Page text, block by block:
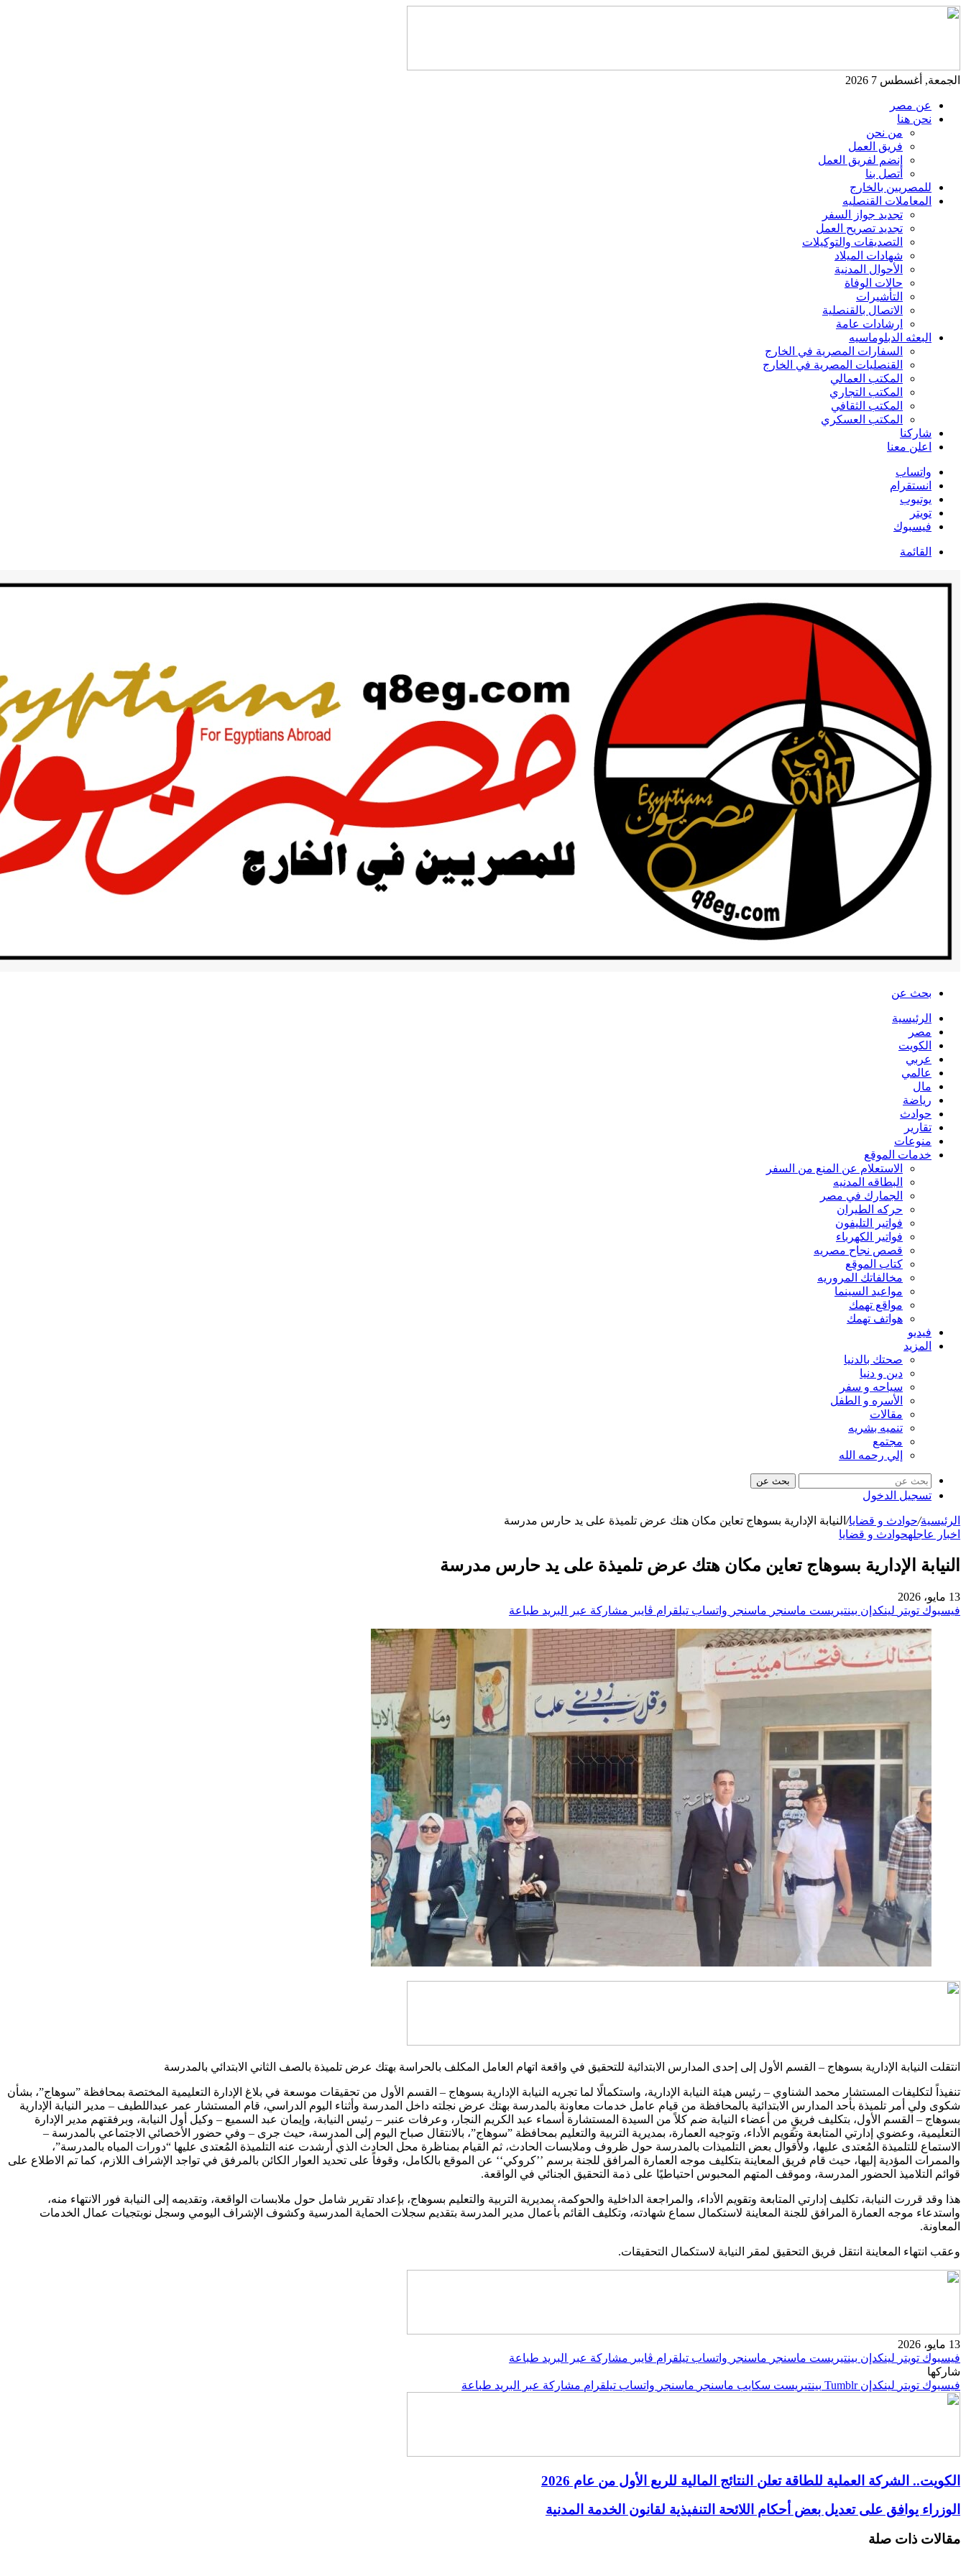
الجمعة, أغسطس 7 2026
عن مصر
نحن هنا
من نحن
فريق العمل
إنضم لفريق العمل
أتصل بنا
للمصريين بالخارج
المعاملات القنصليه
تجديد جواز السفر
تجديد تصريح العمل
التصديقات والتوكيلات
شهادات الميلاد
الأحوال المدنية
حالات الوفاة
التأشيرات
الاتصال بالقنصلية
ارشادات عامة
البعثه الدبلوماسيه
السفارات المصرية في الخارج
القنصليات المصرية في الخارج
المكتب العمالي
المكتب التجاري
المكتب الثقافي
المكتب العسكري
شاركنا
اعلن معنا
واتساب
انستقرام
يوتيوب
تويتر
فيسبوك
القائمة
بحث عن
الرئيسية
مصر
الكويت
عربي
عالمي
مال
رياضة
حوادث
تقارير
منوعات
خدمات الموقع
الاستعلام عن المنع من السفر
البطاقه المدنيه
الجمارك في مصر
حركه الطيران
فواتير التليفون
فواتير الكهرباء
قصص نجاح مصريه
كتاب الموقع
مخالفاتك المروريه
مواعيد السينما
مواقع تهمك
هواتف تهمك
فيديو
المزيد
صحتك بالدنيا
دين و دنيا
سياحه و سفر
الأسره و الطفل
مقالات
تنميه بشريه
مجتمع
إلي رحمه الله
بحث عن
تسجيل الدخول
الرئيسية/حوادث و قضايا/ النيابة الإدارية بسوهاج تعاين مكان هتك عرض تلميذة على يد حارس مدرسة
اخبار عاجلهحوادث و قضايا
النيابة الإدارية بسوهاج تعاين مكان هتك عرض تلميذة على يد حارس مدرسة
13 مايو، 2026
فيسبوك تويتر لينكدإن بينتيريست ماسنجر ماسنجر واتساب تيلقرام ڤايبر مشاركة عبر البريد طباعة
انتقلت النيابة الإدارية بسوهاج – القسم الأول إلى إحدى المدارس الابتدائية للتحقيق في واقعة اتهام العامل المكلف بالحراسة بهتك عرض تلميذة بالصف الثاني الابتدائي بالمدرسة
تنفيذاً لتكليفات المستشار محمد الشناوي – رئيس هيئة النيابة الإدارية، واستكمالًا لما تجريه النيابة الإدارية بسوهاج – القسم الأول من تحقيقات موسعة في بلاغ الإدارة التعليمية المختصة بمحافظة ”سوهاج”، بشأن
شكوى ولي أمر تلميذة بأحد المدارس الابتدائية بالمحافظة من قيام عامل خدمات معاونة بالمدرسة بهتك عرض نجلته داخل المدرسة وأثناء اليوم الدراسي، قام المستشار عمر عبداللطيف – مدير النيابة الإدارية
بسوهاج – القسم الأول، بتكليف فريقٍ من أعضاء النيابة ضم كلاً من السيدة المستشارة أسماء عبد الكريم النجار، وعرفات عنبر – رئيس النيابة، وإيمان عبد السميع – وكيل أول النيابة، وبرفقتهم مدير الإدارة
التعليمية، وعضوي إدارتي المتابعة وتقويم الأداء، وتوجيه العمارة، بمديرية التربية والتعليم بمحافظة ”سوهاج”، بالانتقال صباح اليوم إلى المدرسة، حيث جرى – وفي حضور الأخصائي الاجتماعي بالمدرسة –
الاستماع للتلميذة المُعتدى عليها، ولأقوال بعض التلميذات بالمدرسة حول ظروف وملابسات الحادث، ثم القيام بمناظرة محل الحادث الذي أرشدت عنه التلميذة المُعتدى عليها “دورات المياه بالمدرسة”،
والممرات المؤدية إليها، حيث قام فريق المعاينة بتكليف موجه العمارة المرافق للجنة برسم ’’كروكي‘‘ عن الموقع بالكامل، وقوفاً على تحديد العوار الكائن بالمرفق في تواجد الإشراف اللازم، كما تم الاطلاع على
قوائم التلاميذ الحضور المدرسة، وموقف المتهم المحبوس احتياطيًا على ذمة التحقيق الجنائي في الواقعة.
هذا وقد قررت النيابة، تكليف إدارتي المتابعة وتقويم الأداء، والمراجعة الداخلية والحوكمة، بمديرية التربية والتعليم بسوهاج، بإعداد تقرير شامل حول ملابسات الواقعة، وتقديمه إلى النيابة فور الانتهاء منه،
واستدعاء موجه العمارة المرافق للجنة المعاينة لاستكمال سماع شهادته، وتكليف القائم بأعمال مدير المدرسة بتقديم سجلات الحماية المدرسية وكشوف الإشراف اليومي وسجل نوبتجيات عمال الخدمات
المعاونة.
وعقب انتهاء المعاينة انتقل فريق التحقيق لمقر النيابة لاستكمال التحقيقات.
13 مايو، 2026
فيسبوك تويتر لينكدإن بينتيريست ماسنجر ماسنجر واتساب تيلقرام ڤايبر مشاركة عبر البريد طباعة
شاركها
فيسبوك تويتر لينكدإن بينتيريست سكايب ماسنجر ماسنجر واتساب تيلقرام مشاركة عبر البريد طباعة
الكويت.. الشركة العملية للطاقة تعلن النتائج المالية للربع الأول من عام 2026
الوزراء يوافق على تعديل بعض أحكام اللائحة التنفيذية لقانون الخدمة المدنية
مقالات ذات صلة